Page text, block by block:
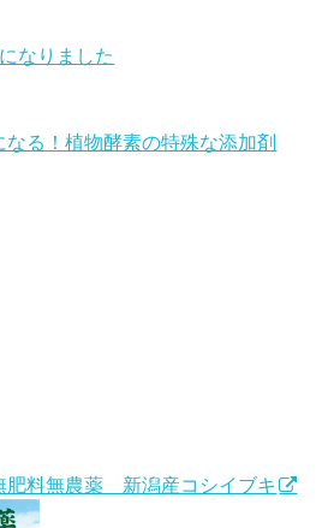
なりました
なる！植物酵素の特殊な添加剤
料無農薬 新潟産コシイブキ